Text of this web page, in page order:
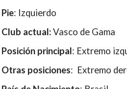
Pie: Izquierdo
Club actual:Vasco de Gama
Posición principal: Extremo
Otras posiciones: Extremo